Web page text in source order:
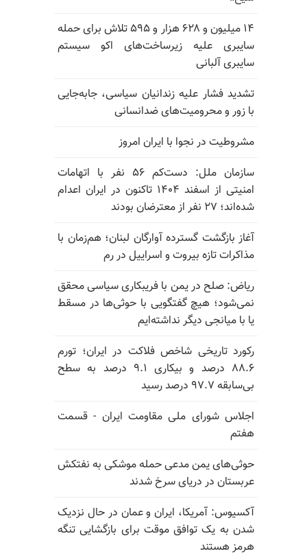
۱۴ میلیون و ۶۲۸ هزار و ۵۹۵ تلاش برای حمله
سایبری علیه زیرساخت‌های اکو سیستم
سایبری آلبانی
تشدید فشار علیه زندانیان سیاسی، جابه‌جایی
با زور و محرومیت‌های ضدانسانی
مشروطیت در نجوا با ایران امروز
سازمان ملل: دست‌کم ۵۶ نفر با اتهامات
امنیتی از اسفند ۱۴۰۴ تاکنون در ایران اعدام
شده‌اند؛ ۲۷ نفر از معترضان بودند
آغاز بازگشت گسترده آوارگان لبنان؛ هم‌زمان با
مذاکرات تازه بیروت و اسراییل در رم
ریاض: صلح در یمن با فریبکاری سیاسی محقق
نمی‌شود؛ هیچ گفتگویی با حوثی‌ها در مسقط
یا با میانجی دیگر نداشته‌ایم
رکورد تاریخی شاخص فلاکت در ایران؛ تورم
۸۸.۶ درصد و بیکاری ۹.۱ درصد به سطح
بی‌سابقه ۹۷.۷ درصد رسید
اجلاس شورای ملی مقاومت ایران - قسمت
هفتم
حوثی‌های یمن مدعی حمله موشکی به نفتکش
عربستان در دریای سرخ شدند
آکسیوس: آمریکا، ایران و عمان در حال نزدیک
شدن به یک توافق موقت برای بازگشایی تنگه
هرمز هستند